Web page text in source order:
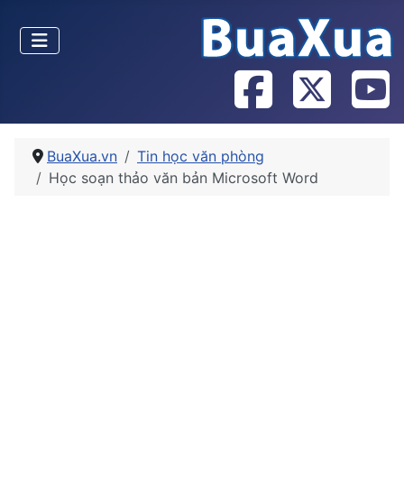
BuaXua.vn
Tin học văn phòng
Học soạn thảo văn bản Microsoft Word